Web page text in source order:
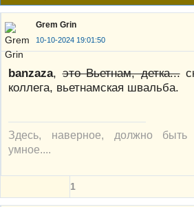
Grem Grin
10-10-2024 19:01:50
banzaza,это Вьетнам, детка...
коллега, вьетнамская швальба.
Здесь, наверное, должно
умное....
1